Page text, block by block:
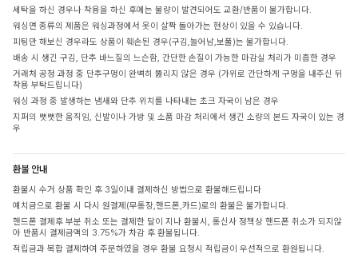
세탁을 하신 경우나 착용을 하신 후에는 불량이 발견되어도 교환/반품이 불가합니다.
워싱면 종류의 제품은 워싱과정에서 옷이 살짝 돌아가는 현상이 있을 수 있습니다.
피팅만 해보신 경우라도 상품이 훼손된 경우(구김,늘어남,보풀)는 불가합니다.
배송 시 생긴 구김, 단추 바느질의 느슨함, 간단한 손질이 가능한 마감실 처리가 미흡한 경우
거래처 공정 과정 중 단추구멍이 완벽히 뚫리지 않은 경우 (가위로 간단하게 구멍을 내주신 뒤
착용 부탁드립니다)
워싱 과정 중 발생하는 냄새와 단추 위치를 나타내는 초크 자국이 남은 경우
지퍼의 뻣뻣한 움직임, 신발이나 가방 및 소품 마감 처리에서 생긴 소량의 본드 자국이 있는 경
우
환불 안내
환불시 수거 상품 확인 후 3일이내 결제하신 방법으로 환불해드립니다
예치금으로 환불 시 다시 원결제(무통장,핸드폰,카드)로의 환불은 불가합니다.
핸드폰 결제후 부분 취소 또는 결제한 달이 지나 환불시, 통신사 정책상 핸드폰 취소가 되지않
아 반품시 결제금액의 3.75%가 차감 후 환불됩니다.
적립금과 복합 결제하여 주문하였을 경우 환불 요청시 적립금이 우선적으로 환원됩니다.